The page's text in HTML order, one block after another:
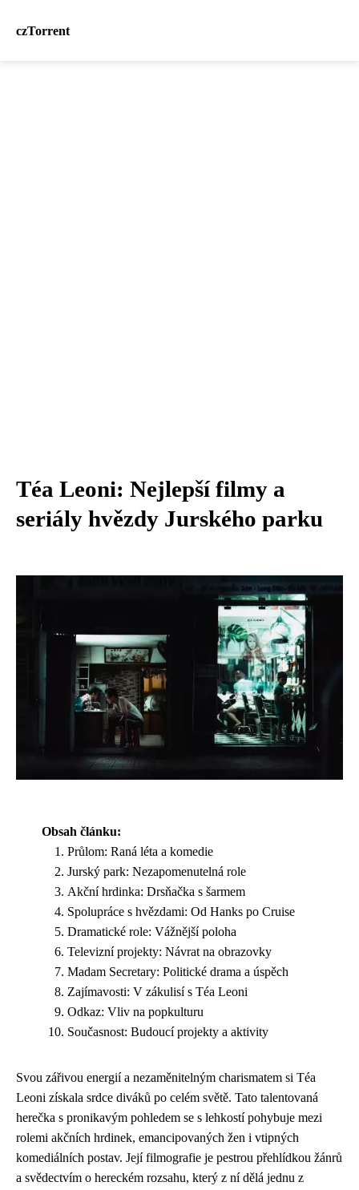
czTorrent
Téa Leoni: Nejlepší filmy a
seriály hvězdy Jurského parku
Obsah článku:
Průlom: Raná léta a komedie
Jurský park: Nezapomenutelná role
Akční hrdinka: Drsňačka s šarmem
Spolupráce s hvězdami: Od Hanks po Cruise
Dramatické role: Vážnější poloha
Televizní projekty: Návrat na obrazovky
Madam Secretary: Politické drama a úspěch
Zajímavosti: V zákulisí s Téa Leoni
Odkaz: Vliv na popkulturu
Současnost: Budoucí projekty a aktivity
Svou zářivou energií a nezaměnitelným charismatem si Téa
Leoni získala srdce diváků po celém světě. Tato talentovaná
herečka s pronikavým pohledem se s lehkostí pohybuje mezi
rolemi akčních hrdinek, emancipovaných žen i vtipných
komediálních postav. Její filmografie je pestrou přehlídkou žánrů
a svědectvím o hereckém rozsahu, který z ní dělá jednu z